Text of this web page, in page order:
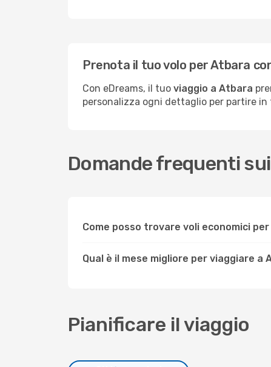
Prenota il tuo volo per Atbara
Con eDreams, il tuo viaggio a Atbara
personalizza ogni dettaglio per partire
Domande frequenti
Come posso trovare voli economici
Qual è il mese migliore per viaggiare a
Pianificare il viaggio